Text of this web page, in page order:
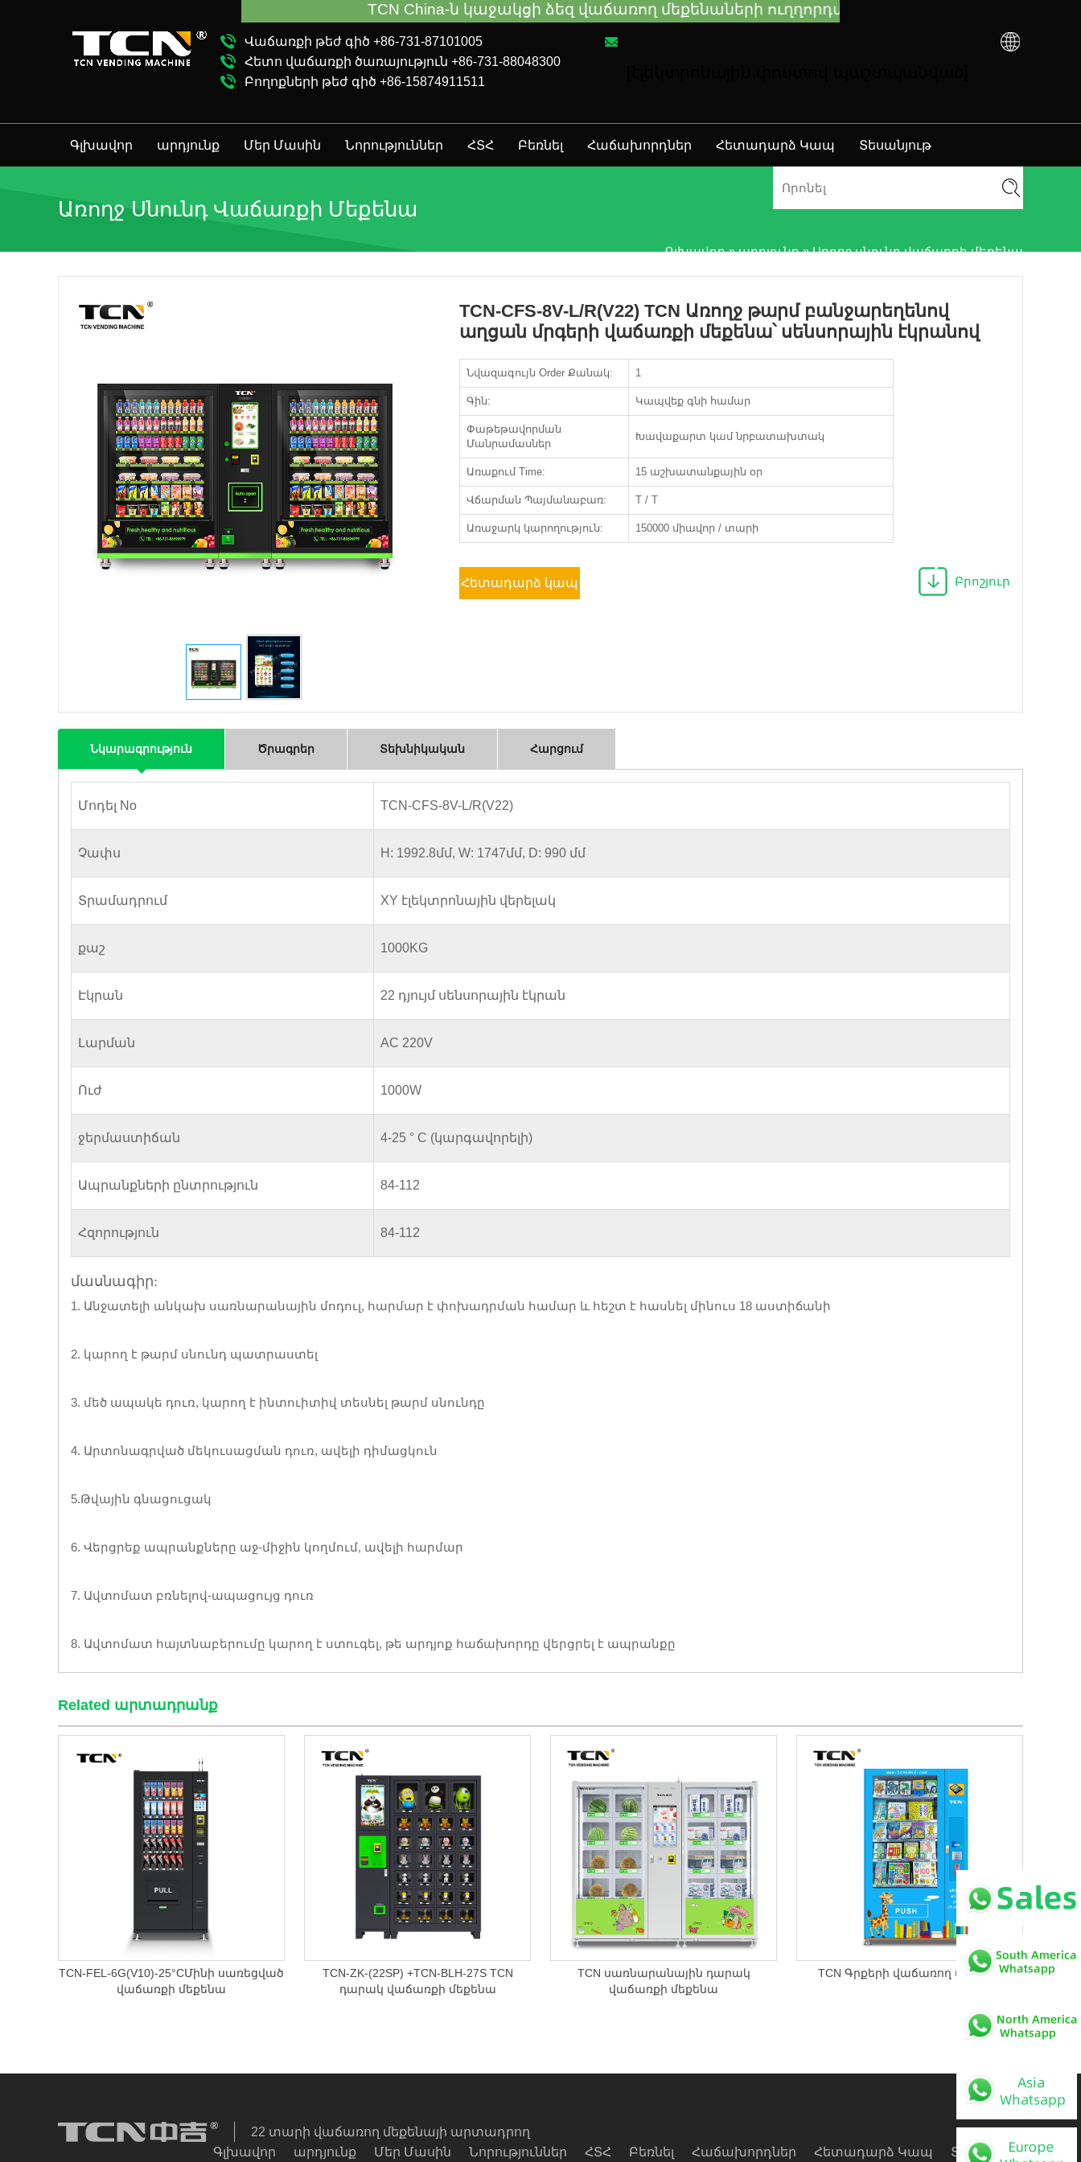
Վաճառքի թեժ գիծ +86-731-87101005
Հետո վաճառքի ծառայություն +86-731-88048300
Բողոքների թեժ գիծ +86-15874911511
Գլխավոր արդյունք Մեր Մասին Նորություններ ՀՏՀ Բեռնել Հաճախորդներ Հետադարձ Կապ Տեսանյութ
Առողջ Սնունդ Վաճառքի Մեքենա
Գլխավոր»արդյունք»Առողջ սնունդ վաճառքի մեքենա
TCN-CFS-8V-L/R(V22) TCN Առողջ թարմ բանջարեղենով
աղցան մրգերի վաճառքի մեքենա՝ սենսորային էկրանով
Նվազագույն Order Քանակ: 1
Գին: Կապվեք գնի համար
Փաթեթավորման
Մանրամասներ
Խավաքարտ կամ նրբատախտակ
Առաքում Time: 15 աշխատանքային օր
Վճարման Պայմանաբառ: T / T
Առաջարկ կարողություն: 150000 միավոր / տարի
Հետադարձ կապ Բրոշյուր
Նկարագրություն Ծրագրեր Տեխնիկական Հարցում
Մոդել No TCN-CFS-8V-L/R(V22)
Չափս H: 1992.8մմ, W: 1747մմ, D: 990 մմ
Տրամադրում XY էլեկտրոնային վերելակ
քաշ 1000KG
Էկրան 22 դյույմ սենսորային էկրան
Լարման AC 220V
Ուժ 1000W
ջերմաստիճան 4-25 ° C (կարգավորելի)
Ապրանքների ընտրություն 84-112
Հզորություն 84-112
մասնագիր:
1. Անջատելի անկախ սառնարանային մոդուլ, հարմար է փոխադրման համար և հեշտ է հասնել մինուս 18 աստիճանի
2. կարող է թարմ սնունդ պատրաստել
3. մեծ ապակե դուռ, կարող է ինտուիտիվ տեսնել թարմ սնունդը
4. Արտոնագրված մեկուսացման դուռ, ավելի դիմացկուն
5.Թվային գնացուցակ
6. Վերցրեք ապրանքները աջ-միջին կողմում, ավելի հարմար
7. Ավտոմատ բռնելով-ապացույց դուռ
8. Ավտոմատ հայտնաբերումը կարող է ստուգել, ​​թե արդյոք հաճախորդը վերցրել է ապրանքը
Related արտադրանք
TCN-FEL-6G(V10)-25°CՄինի սառեցված
վաճառքի մեքենա
TCN-ZK-(22SP) +TCN-BLH-27S TCN
դարակ վաճառքի մեքենա
TCN սառնարանային դարակ
վաճառքի մեքենա
TCN Գրքերի վաճառող մեքենա
22 տարի վաճառող մեքենայի արտադրող
Գլխավոր
արդյունք Մեր Մասին Նորություններ ՀՏՀ Բեռնել Հաճախորդներ Հետադարձ Կապ Տեսանյութ
TCN China-ն կաջակցի ձեզ վաճառող մեքենաների ուղղորդման և անսարքությունների